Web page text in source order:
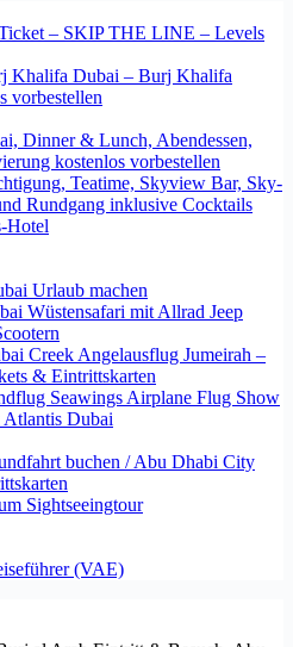
– SKIP THE LINE – Levels
Khalifa Dubai – Burj Khalifa
vorbestellen
Dinner & Lunch, Abendessen,
kostenlos vorbestellen
Teatime, Skyview Bar, Sky-
Rundgang inklusive Cocktails
Hotel
Urlaub machen
Wüstensafari mit Allrad Jeep
Creek Angelausflug Jumeirah –
& Eintrittskarten
Seawings Airplane Flug Show
Atlantis Dubai
buchen / Abu Dhabi City
Sightseeingtour
(VAE)